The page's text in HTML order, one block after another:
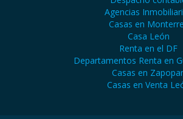
Agencias
Casas en
Casa León
Renta en el DF
Departamentos Renta en
Casas en
Casas en Venta